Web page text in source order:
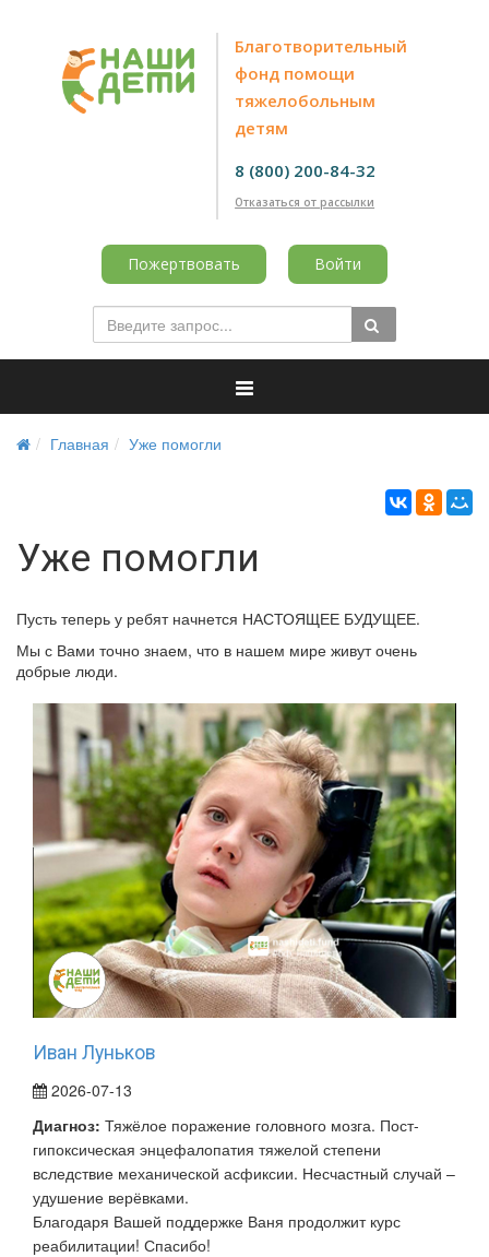
Благотворительный
фонд помощи
тяжелобольным
детям
8 (800) 200-84-32
Отказаться от рассылки
Пожертвовать Войти
Главная Уже помогли
Уже помогли
Пусть теперь у ребят начнется НАСТОЯЩЕЕ БУДУЩЕЕ.
Мы с Вами точно знаем, что в нашем мире живут очень
добрые люди.
Иван Луньков
2026-07-13
Диагноз: Тяжёлое поражение головного мозга. Пост-
гипоксическая энцефалопатия тяжелой степени
вследствие механической асфиксии. Несчастный случай –
удушение верёвками.
Благодаря Вашей поддержке Ваня продолжит курс
реабилитации! Спасибо!